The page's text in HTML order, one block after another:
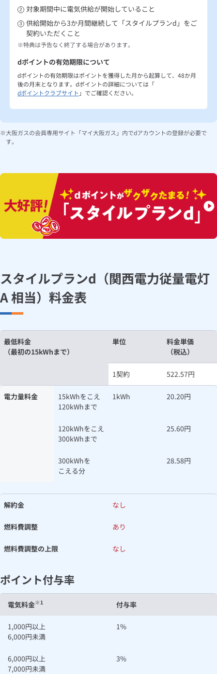
対象期間中に電気供給が開始していること
供給開始から3か月間継続して「スタイルプランd」をご
契約いただくこと
特典は予告なく終了する場合があります。
dポイントの有効期限について
dポイントの有効期限はポイントを獲得した月から起算して、48か月
後の月末となります。dポイントの詳細については「
dポイントクラブサイト 」でご確認ください。
大阪ガスの会員専用サイト「マイ大阪ガス」内でdアカウントの登録が必要で
す。
スタイルプランd（関西電力従量電灯
A 相当）料金表
最低料金
（最初の15kWhまで）
単位
料金単価
（税込）
1契約 522.57円
電力量料金
15kWhをこえ
120kWhまで
1kWh 20.20円
120kWhをこえ
300kWhまで
25.60円
300kWhを
こえる分
28.58円
解約金 なし
燃料費調整 あり
燃料費調整の上限 なし
ポイント付与率
電気料金※1 付与率
1,000円以上
6,000円未満
1%
6,000円以上
7,000円未満
3%